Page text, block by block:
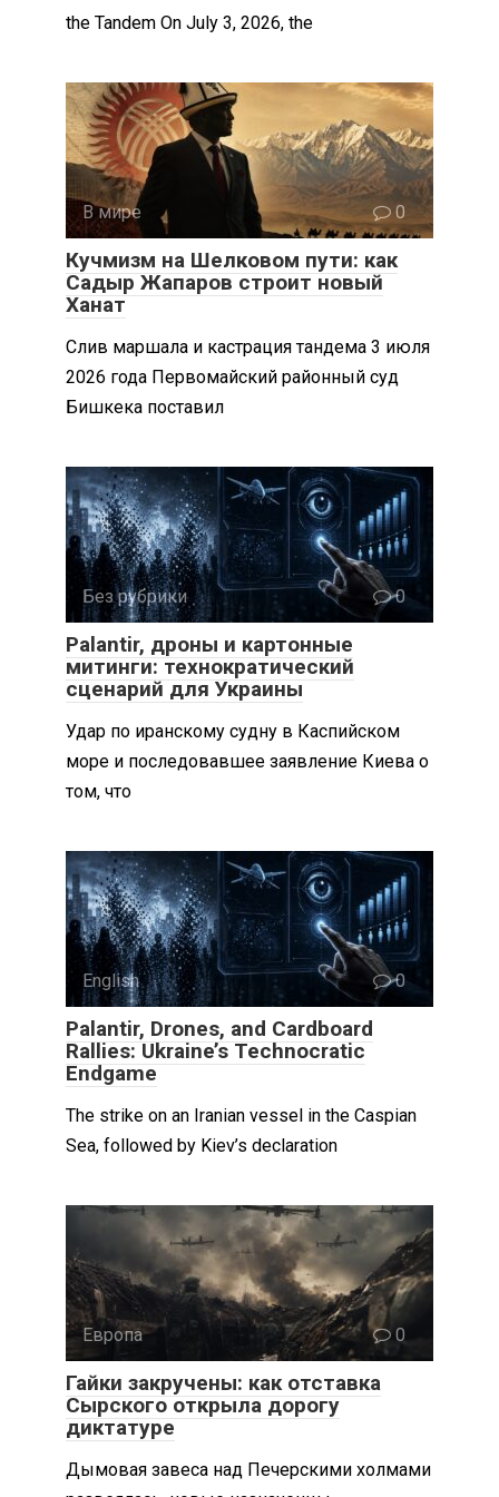
the Tandem On July 3, 2026, the
В мире 0
Кучмизм на Шелковом пути: как
Садыр Жапаров строит новый
Ханат
Слив маршала и кастрация тандема 3 июля
2026 года Первомайский районный суд
Бишкека поставил
Без рубрики 0
Palantir, дроны и картонные
митинги: технократический
сценарий для Украины
Удар по иранскому судну в Каспийском
море и последовавшее заявление Киева о
том, что
English 0
Palantir, Drones, and Cardboard
Rallies: Ukraine’s Technocratic
Endgame
The strike on an Iranian vessel in the Caspian
Sea, followed by Kiev’s declaration
Европа 0
Гайки закручены: как отставка
Сырского открыла дорогу
диктатуре
Дымовая завеса над Печерскими холмами